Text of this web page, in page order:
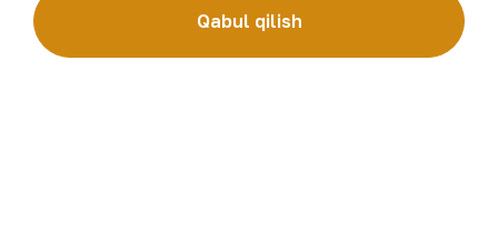
Matbout xizmati
Karyera
Ochiq ma'lumotlar
Qabul qilish